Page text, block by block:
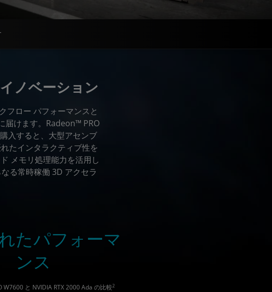
ノベーション
フロー パフォーマンスと
届けます。Radeon™ PRO
入すると、大型アセンブ
たインタラクティブ性を
メモリ処理能力を活用し
る常時稼働 3D アクセラ
たパフォーマ
ンス
W7600 と NVIDIA RTX 2000 Ada の比較2